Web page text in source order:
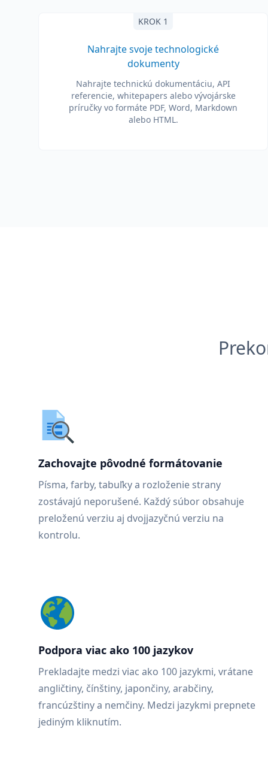
KROK 1
Nahrajte svoje technologické
dokumenty
Nahrajte technickú dokumentáciu, API
referencie, whitepapers alebo vývojárske
príručky vo formáte PDF, Word, Markdown
alebo HTML.
Zachovajte pôvodné formátovanie
Písma, farby, tabuľky a rozloženie strany
zostávajú neporušené. Každý súbor obsahuje
preloženú verziu aj dvojjazyčnú verziu na
kontrolu.
Podpora viac ako 100 jazykov
Prekladajte medzi viac ako 100 jazykmi, vrátane
angličtiny, čínštiny, japončiny, arabčiny,
francúzštiny a nemčiny. Medzi jazykmi prepnete
jediným kliknutím.